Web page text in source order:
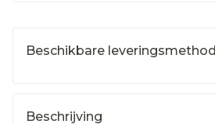
Beschikbare
Beschrijving